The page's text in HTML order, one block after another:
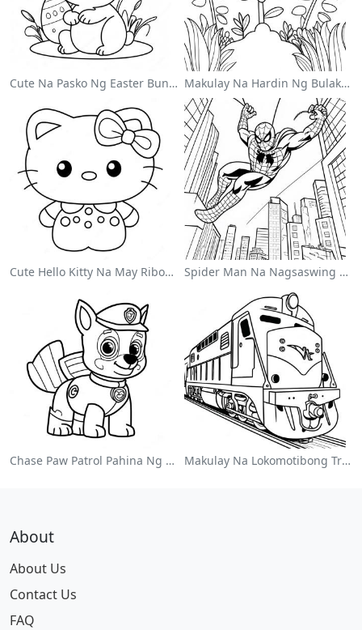
Cute Na Pasko Ng Easter Bunny Sa Pahina Ng Kulay Makulay Na Hardin Ng Bulaklak Sa Pahina Ng Kulay
Cute Hello Kitty Na May Ribon Na Pahina Ng Kulay Spider Man Na Nagsaswing Sa Lungsod Na Pahina Ng Kulay
Chase Paw Patrol Pahina Ng Kulay Makulay Na Lokomotibong Tren Na Pahina Ng Kulay
About
About Us
Contact Us
FAQ